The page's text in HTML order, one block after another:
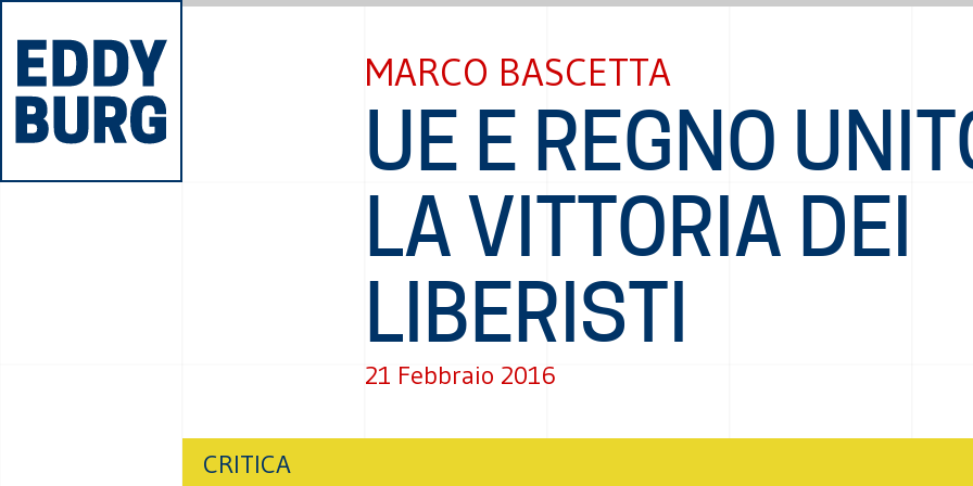
MARCO BASCETTA
UE E REGNO
LA VITTORIA DEI
LIBERISTI
21 Febbraio 2016
CRITICA